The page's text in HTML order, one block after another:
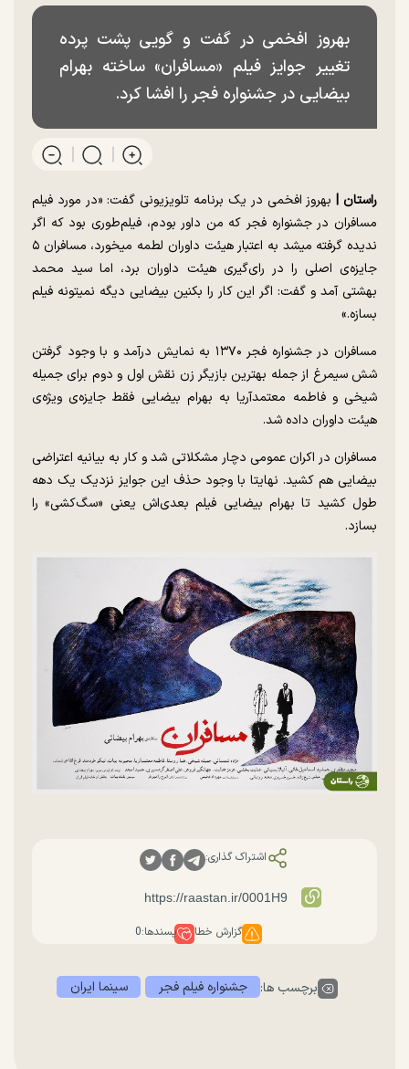
بهروز افخمی در گفت و گویی پشت پرده
تغییر جوایز فیلم «مسافران» ساخته بهرام
بیضایی در جشنواره فجر را افشا کرد.
راستان |بهروز افخمی در یک برنامه تلویزیونی گفت: «در مورد فیلم
مسافران در جشنواره فجر که من داور بودم، فیلم‌طوری بود که اگر
ندیده گرفته میشد به اعتبار هیئت داوران لطمه میخورد، مسافران ۵
جایزه‌ی اصلی را در رای‌گیری هیئت داوران برد، اما سید محمد
بهشتی آمد و گفت: اگر این کار را بکنین بیضایی دیگه نمیتونه فیلم
بسازه.»
مسافران در جشنواره فجر ۱۳۷۰ به نمایش درآمد و با وجود گرفتن
شش سیمرغ از جمله بهترین بازیگر زن نقش اول و دوم برای جمیله
شیخی و فاطمه معتمدآریا به بهرام بیضایی فقط جایزه‌ی ویژه‌ی
هیئت داوران داده شد.
مسافران در اکران عمومی دچار مشکلاتی شد و کار به بیانیه اعتراضی
بیضایی هم کشید. نهایتا با وجود حذف این جوایز نزدیک یک دهه
طول کشید تا بهرام بیضایی فیلم بعدی‌اش یعنی «سگ‌کشی» را
بسازد.
اشتراک گذاری:
گزارش خطا پسندها:0
برچسب ها: جشنواره فیلم فجر سینما ایران